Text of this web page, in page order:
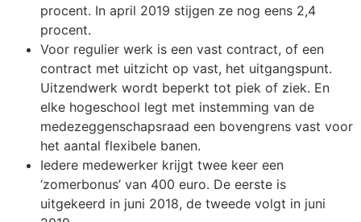
procent. In april 2019 stijgen ze nog eens 2,4
procent.
Voor regulier werk is een vast contract, of een
contract met uitzicht op vast, het uitgangspunt.
Uitzendwerk wordt beperkt tot piek of ziek. En
elke hogeschool legt met instemming van de
medezeggenschapsraad een bovengrens vast voor
het aantal flexibele banen.
Iedere medewerker krijgt twee keer een
‘zomerbonus’ van 400 euro. De eerste is
uitgekeerd in juni 2018, de tweede volgt in juni